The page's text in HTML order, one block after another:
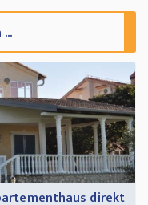
direkt